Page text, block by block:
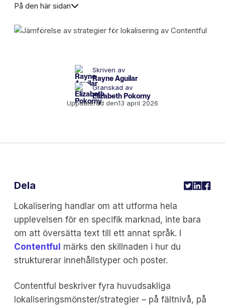
På den här sidan
Skriven av
Rayne Aguilar
Granskad av
Elizabeth Pokorny
Uppdaterad den13 april 2026
Lokalisering handlar om att utforma hela
upplevelsen för en specifik marknad, inte bara
om att översätta text till ett annat språk. I
Contentful märks den skillnaden i hur du
strukturerar innehållstyper och poster.
Contentful beskriver fyra huvudsakliga
lokaliseringsmönster/strategier – på fältnivå, på
Dela